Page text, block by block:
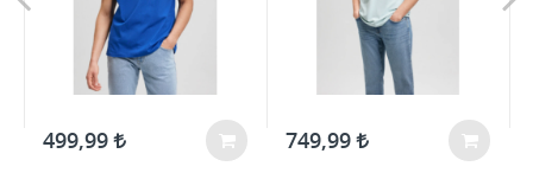
499,99 749,99